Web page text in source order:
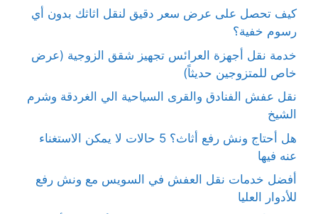
كيف تحصل على عرض سعر دقيق لنقل اثاثك بدون أي
رسوم خفية؟
خدمة نقل أجهزة العرائس تجهيز شقق الزوجية (عرض
خاص للمتزوجين حديثاً)
نقل عفش الفنادق والقرى السياحية الي الغردقة وشرم
الشيخ
هل أحتاج ونش رفع أثاث؟ 5 حالات لا يمكن الاستغناء
عنه فيها
أفضل خدمات نقل العفش في السويس مع ونش رفع
للأدوار العليا